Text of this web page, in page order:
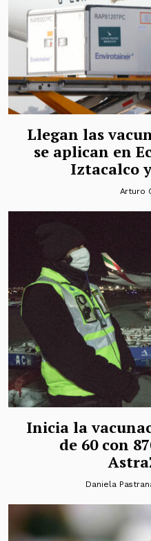
Llegan las
se aplican en
Iztacalco
Arturo
Inicia la
de 60 con
Daniela